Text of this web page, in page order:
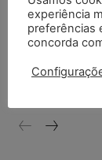
DIREITO
Justiça do
vendia
experiência
preferências
concorda